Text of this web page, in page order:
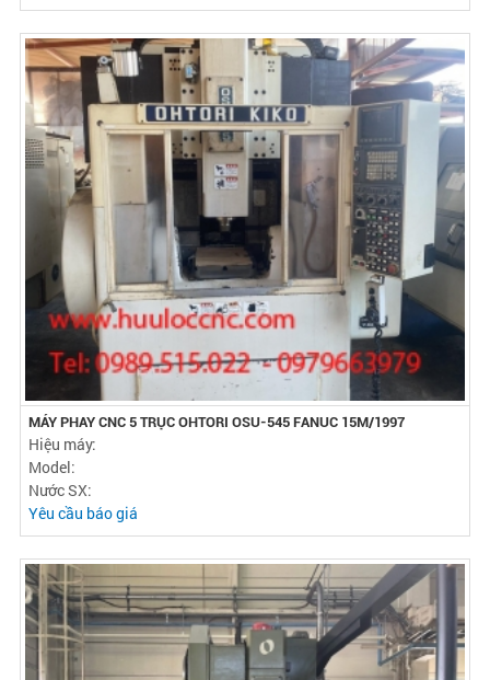
MÁY PHAY CNC 5 TRỤC OHTORI OSU-545 FANUC 15M/1997
Hiệu máy:
Model:
Nước SX:
Yêu cầu báo giá